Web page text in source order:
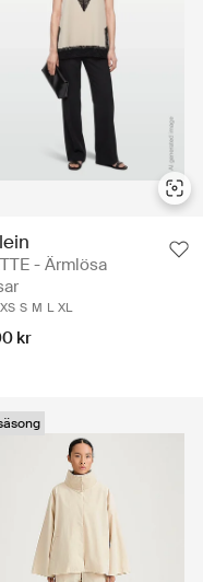
- Ärmlösa
XS S M L XL
kr